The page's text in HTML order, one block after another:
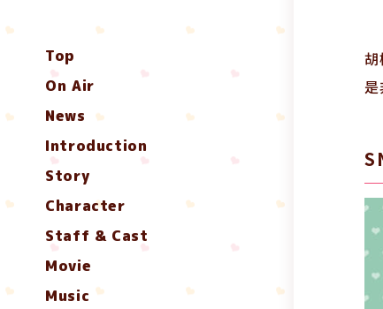
Top
On Air
News
Introduction
Story
Character
Staff & Cast
Movie
Music